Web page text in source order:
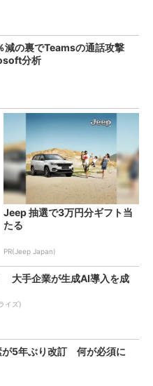
減の裏でTeamsの通話攻撃
分析
Jeep 抽選で3万円分ギフト当
たる
PR(Jeep Japan)
大手企業が生成AI導入を成
イズ)
が5年ぶり改訂 何が必須に